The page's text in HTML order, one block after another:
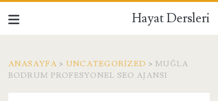
Hayat Dersleri
ANASAYFA > UNCATEGORIZED >MUĞLA
BODRUM PROFESYONEL SEO AJANSI